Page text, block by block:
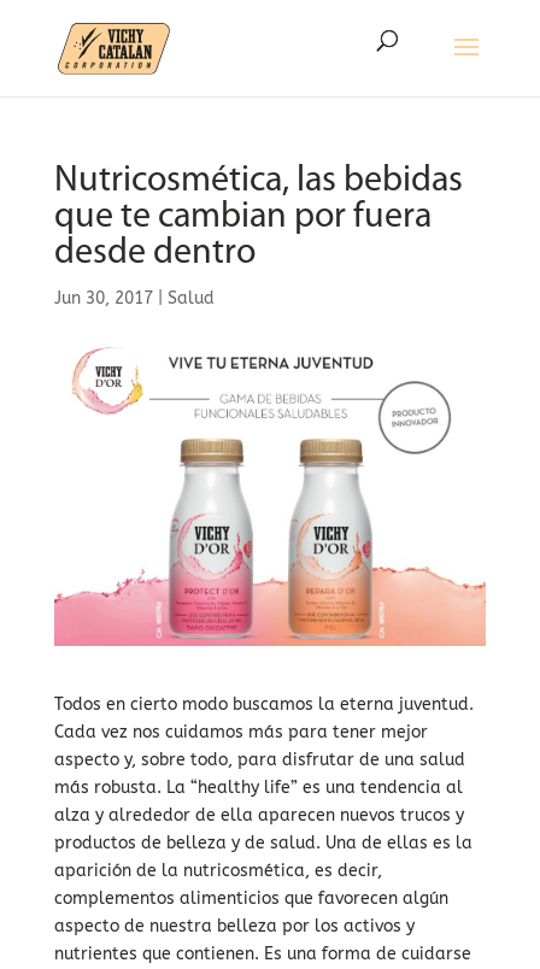
Nutricosmética, las bebidas
que te cambian por fuera
desde dentro
Jun 30, 2017| Salud
Todos en cierto modo buscamos la eterna juventud.
Cada vez nos cuidamos más para tener mejor
aspecto y, sobre todo, para disfrutar de una salud
más robusta. La “healthy life” es una tendencia al
alza y alrededor de ella aparecen nuevos trucos y
productos de belleza y de salud. Una de ellas es la
aparición de la nutricosmética, es decir,
complementos alimenticios que favorecen algún
aspecto de nuestra belleza por los activos y
nutrientes que contienen. Es una forma de cuidarse